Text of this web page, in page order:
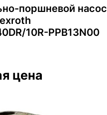
поршневой насос
10R-PPB13N00
цена